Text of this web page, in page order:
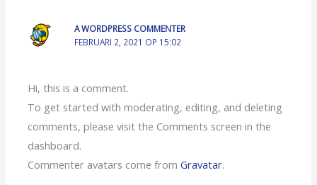
A WORDPRESS COMMENTER
FEBRUARI 2, 2021 OP 15:02
Hi, this is a comment.
To get started with moderating, editing, and deleting
comments, please visit the Comments screen in the
dashboard.
Commenter avatars come fromGravatar.